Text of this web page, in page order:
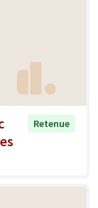
Retenue